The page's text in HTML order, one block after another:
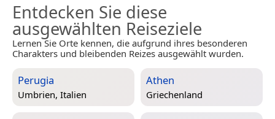
Entdecken Sie diese
ausgewählten Reiseziele
Lernen Sie Orte kennen, die aufgrund ihres besonderen
Charakters und bleibenden Reizes ausgewählt wurden.
Perugia
Umbrien, Italien
Athen
Griechenland